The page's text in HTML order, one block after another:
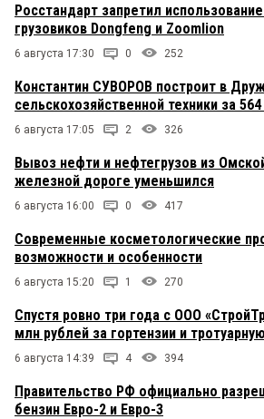
Росстандарт запретил
грузовиков Dongfeng и Zoomlion
6 августа 17:30 0 252
Константин СУВОРОВ построит в
сельскохозяйственной техники за
6 августа 17:05 2 326
Вывоз нефти и нефтегрузов из
железной дороге уменьшился
6 августа 16:00 0 417
Современные косметологические
возможности и особенности
6 августа 15:20 1 270
Спустя ровно три года с ООО
млн рублей за гортензии и
6 августа 14:39 4 394
Правительство РФ официально
бензин Евро-2 и Евро-3